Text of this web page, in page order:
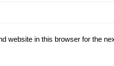
website in this browser for the